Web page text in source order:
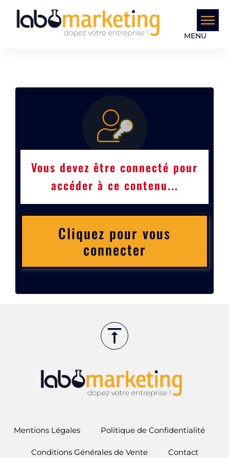
MENU
Vous devez être connecté pour
accéder à ce contenu...
Cliquez pour vous
connecter
Mentions Légales Politique de Confidentialité
Conditions Générales de Vente Contact